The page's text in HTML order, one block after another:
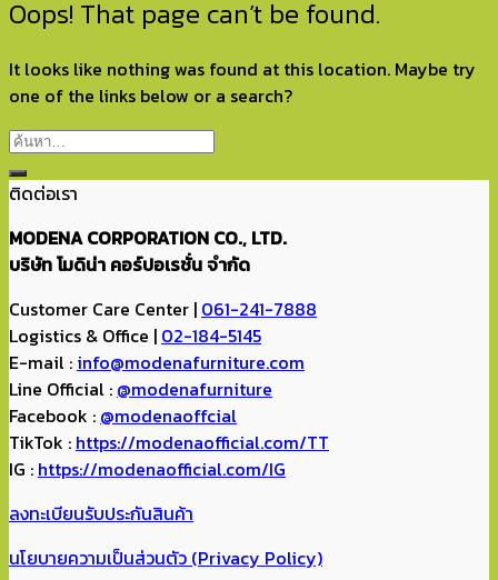
Oops! That page can’t be found.
It looks like nothing was found at this location. Maybe try
one of the links below or a search?
ติดต่อเรา
MODENA CORPORATION CO., LTD.
บริษัท โมดิน่า คอร์ปอเรชั่น จำกัด
Customer Care Center | 061-241-7888
Logistics & Office | 02-184-5145
E-mail : info@modenafurniture.com
Line Official : @modenafurniture
Facebook : @modenaoffcial
TikTok : https://modenaofficial.com/TT
IG : https://modenaofficial.com/IG
ลงทะเบียนรับประกันสินค้า
นโยบายความเป็นส่วนตัว (Privacy Policy)